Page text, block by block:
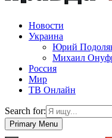
Новости
Украина
Юрий
Михаил
Россия
Мир
ТВ Онлайн
Search for:
Primary Menu